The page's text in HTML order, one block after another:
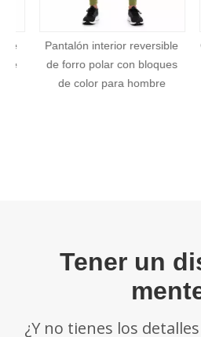
plazos establecidos anteriormente.
Pantalón interior reversible
de forro polar con bloques
de color para hombre
Tener un
¿Y no tienes los